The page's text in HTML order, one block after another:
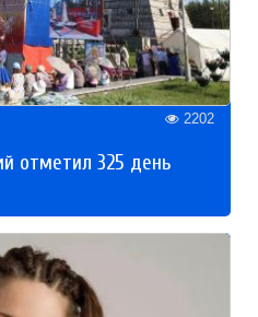
2202
отметил 325 день